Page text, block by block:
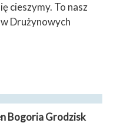
cieszymy. To nasz
Drużynowych
Bogoria Grodzisk